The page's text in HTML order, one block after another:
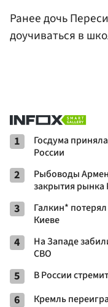
Ранее дочь
доучиваться в
1
Госдума
России
2
Рыбоводы
закрытия рынка
3
Галкин*
Киеве
4
На Западе
СВО
5 В России
6
Кремль